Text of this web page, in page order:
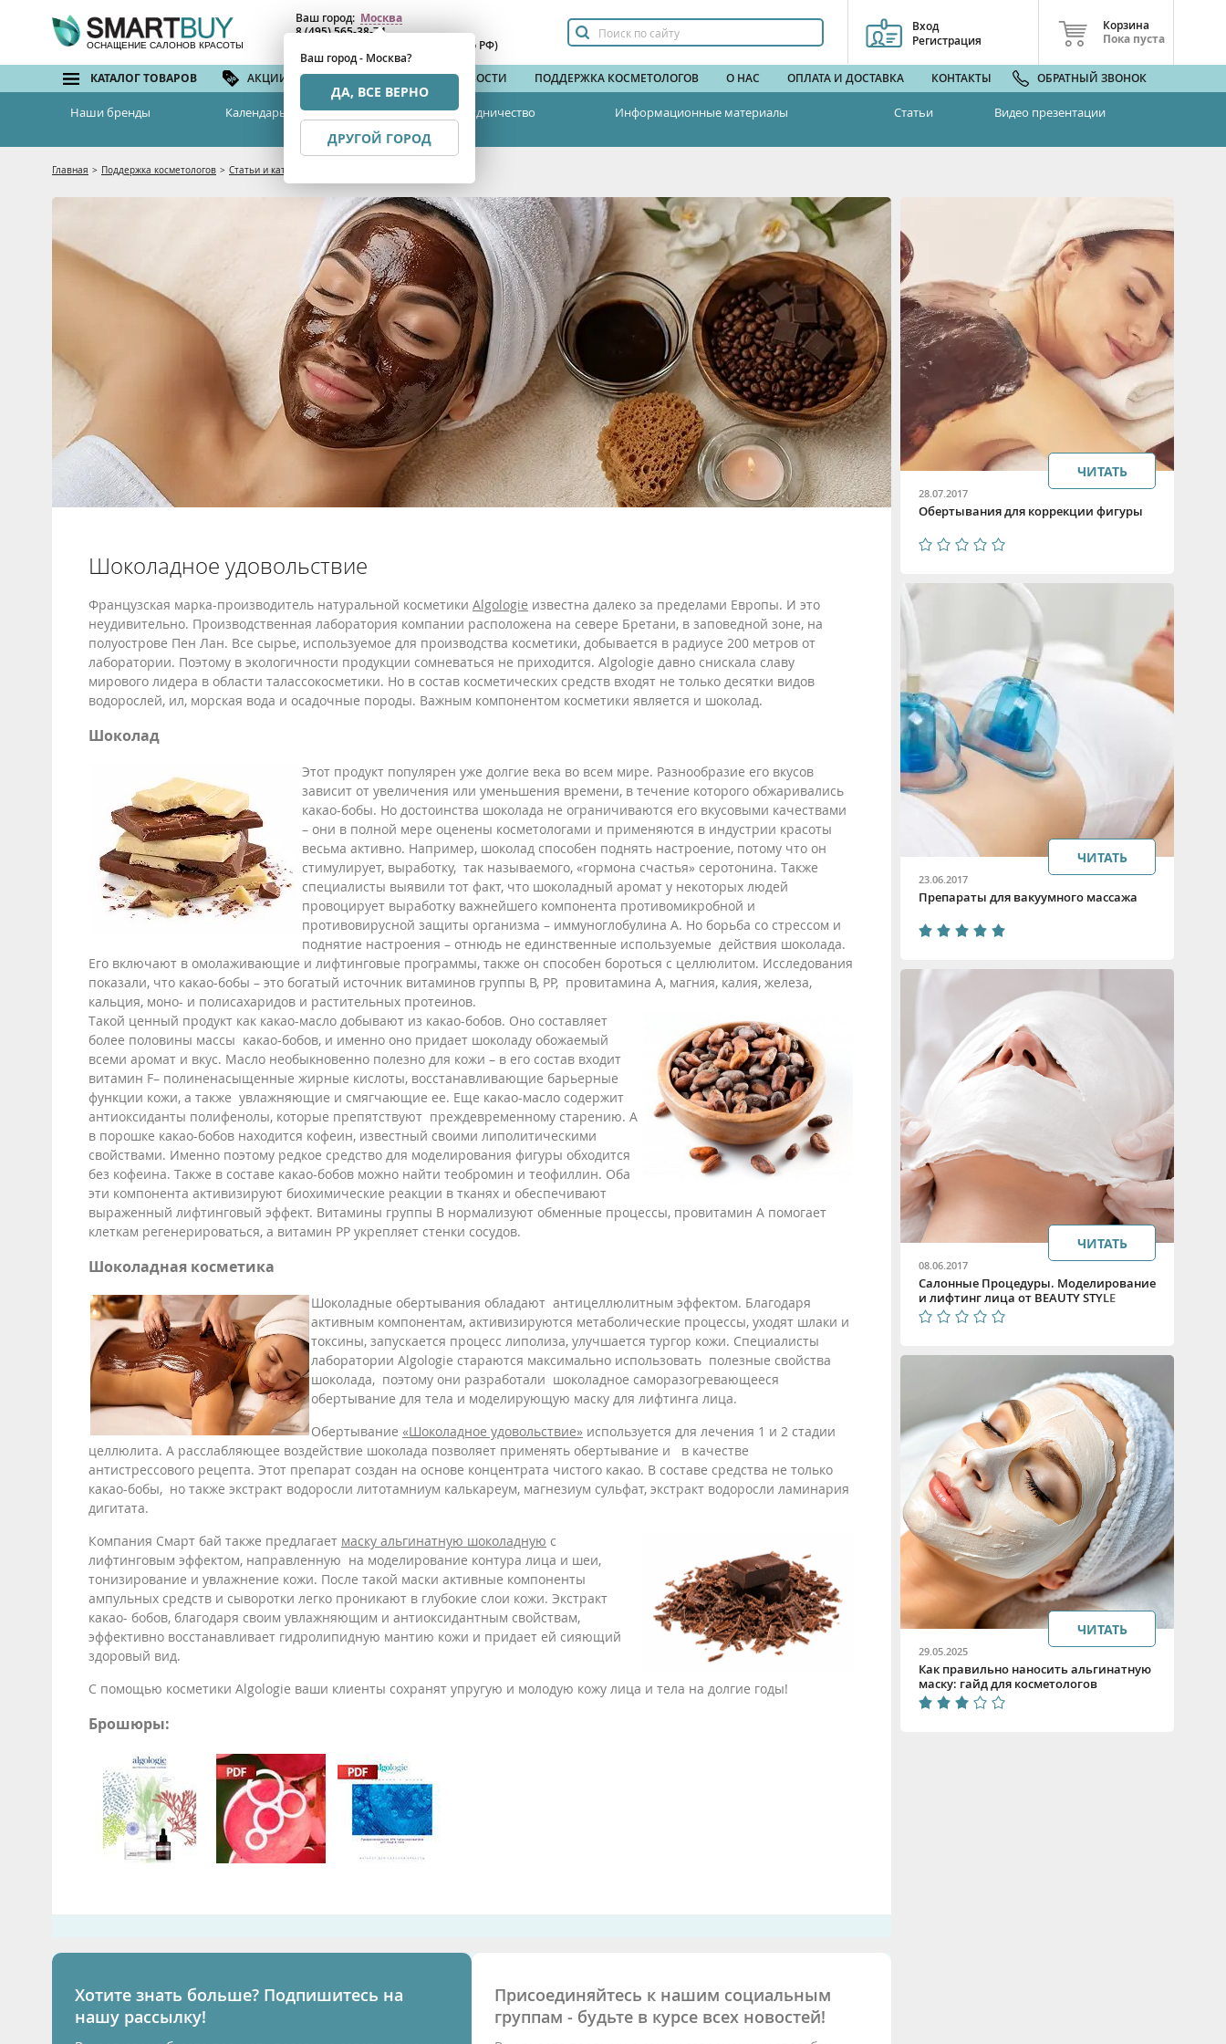
ОСНАЩЕНИЕ САЛОНОВ КРАСОТЫ
Ваш город: Москва
Ваш город - Москва?
ДА, ВСЕ ВЕРНО
ДРУГОЙ ГОРОД
8 (495) 565-38-74
(бесплатный по РФ)
Вход
Регистрация
Корзина
Пока пуста
КАТАЛОГ ТОВАРОВ АКЦИИ И СКИДКИ БРЕНДЫ НОВОСТИ ПОДДЕРЖКА КОСМЕТОЛОГОВ О НАС ОПЛАТА И ДОСТАВКА КОНТАКТЫ ОБРАТНЫЙ ЗВОНОК
Наши бренды Календарь семинаров Сотрудничество Информационные материалы Статьи Видео презентации
Главная > Поддержка косметологов > Статьи и каталоги
Шоколадное удовольствие
Французская марка-производитель натуральной косметики Algologiе известна далеко за пределами Европы. И это
неудивительно. Производственная лаборатория компании расположена на севере Бретани, в заповедной зоне, на
полуострове Пен Лан. Все сырье, используемое для производства косметики, добывается в радиусе 200 метров от
лаборатории. Поэтому в экологичности продукции сомневаться не приходится. Algologiе давно снискала славу
мирового лидера в области талассокосметики. Но в состав косметических средств входят не только десятки видов
водорослей, ил, морская вода и осадочные породы. Важным компонентом косметики является и шоколад.
Шоколад
Этот продукт популярен уже долгие века во всем мире. Разнообразие его вкусов
зависит от увеличения или уменьшения времени, в течение которого обжаривались
какао-бобы. Но достоинства шоколада не ограничиваются его вкусовыми качествами
– они в полной мере оценены косметологами и применяются в индустрии красоты
весьма активно. Например, шоколад способен поднять настроение, потому что он
стимулирует, выработку, так называемого, «гормона счастья» серотонина. Также
специалисты выявили тот факт, что шоколадный аромат у некоторых людей
провоцирует выработку важнейшего компонента противомикробной и
противовирусной защиты организма – иммуноглобулина А. Но борьба со стрессом и
поднятие настроения – отнюдь не единственные используемые действия шоколада.
Его включают в омолаживающие и лифтинговые программы, также он способен бороться с целлюлитом. Исследования
показали, что какао-бобы – это богатый источник витаминов группы В, РР, провитамина А, магния, калия, железа,
кальция, моно- и полисахаридов и растительных протеинов.
Такой ценный продукт как какао-масло добывают из какао-бобов. Оно составляет
более половины массы какао-бобов, и именно оно придает шоколаду обожаемый
всеми аромат и вкус. Масло необыкновенно полезно для кожи – в его состав входит
витамин F– полиненасыщенные жирные кислоты, восстанавливающие барьерные
функции кожи, а также увлажняющие и смягчающие ее. Еще какао-масло содержит
антиоксиданты полифенолы, которые препятствуют преждевременному старению. А
в порошке какао-бобов находится кофеин, известный своими липолитическими
свойствами. Именно поэтому редкое средство для моделирования фигуры обходится
без кофеина. Также в составе какао-бобов можно найти теобромин и теофиллин. Оба
эти компонента активизируют биохимические реакции в тканях и обеспечивают
выраженный лифтинговый эффект. Витамины группы В нормализуют обменные процессы, провитамин А помогает
клеткам регенерироваться, а витамин РР укрепляет стенки сосудов.
Шоколадная косметика
Шоколадные обертывания обладают антицеллюлитным эффектом. Благодаря
активным компонентам, активизируются метаболические процессы, уходят шлаки и
токсины, запускается процесс липолиза, улучшается тургор кожи. Специалисты
лаборатории Algologie стараются максимально использовать полезные свойства
шоколада, поэтому они разработали шоколадное саморазогревающееся
обертывание для тела и моделирующую маску для лифтинга лица.
Обертывание «Шоколадное удовольствие» используется для лечения 1 и 2 стадии
целлюлита. А расслабляющее воздействие шоколада позволяет применять обертывание и в качестве
антистрессового рецепта. Этот препарат создан на основе концентрата чистого какао. В составе средства не только
какао-бобы, но также экстракт водоросли литотамниум калькареум, магнезиум сульфат, экстракт водоросли ламинария
дигитата.
Компания Смарт бай также предлагает маску альгинатную шоколадную с
лифтинговым эффектом, направленную на моделирование контура лица и шеи,
тонизирование и увлажнение кожи. После такой маски активные компоненты
ампульных средств и сыворотки легко проникают в глубокие слои кожи. Экстракт
какао- бобов, благодаря своим увлажняющим и антиоксидантным свойствам,
эффективно восстанавливает гидролипидную мантию кожи и придает ей сияющий
здоровый вид.
С помощью косметики Algologie ваши клиенты сохранят упругую и молодую кожу лица и тела на долгие годы!
Брошюры:
Хотите знать больше? Подпишитесь на
нашу рассылку!
Присоединяйтесь к нашим социальным
группам - будьте в курсе всех новостей!
28.07.2017
Обертывания для коррекции фигуры
ЧИТАТЬ
23.06.2017
Препараты для вакуумного массажа
ЧИТАТЬ
08.06.2017
Салонные Процедуры. Моделирование
и лифтинг лица от BEAUTY STYLE
ЧИТАТЬ
29.05.2025
Как правильно наносить альгинатную
маску: гайд для косметологов
ЧИТАТЬ